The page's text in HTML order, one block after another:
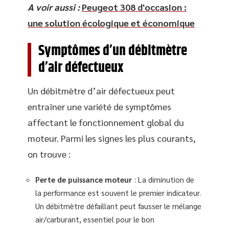
A voir aussi : Peugeot 308 d'occasion :
une solution écologique et économique
Symptômes d’un débitmètre
d’air défectueux
Un débitmètre d’air défectueux peut
entraîner une variété de symptômes
affectant le fonctionnement global du
moteur. Parmi les signes les plus courants,
on trouve :
Perte de puissance moteur : La diminution de
la performance est souvent le premier indicateur.
Un débitmètre défaillant peut fausser le mélange
air/carburant, essentiel pour le bon